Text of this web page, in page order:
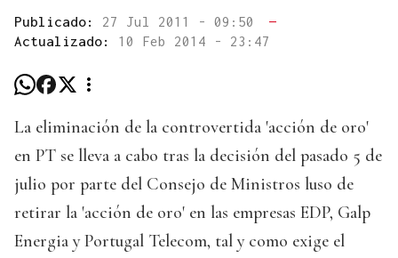
Publicado: 27 Jul 2011 - 09:50
—
Actualizado: 10 Feb 2014 - 23:47
La eliminación de la controvertida 'acción de oro'
en PT se lleva a cabo tras la decisión del pasado 5 de
julio por parte del Consejo de Ministros luso de
retirar la 'acción de oro' en las empresas EDP, Galp
Energia y Portugal Telecom, tal y como exige el